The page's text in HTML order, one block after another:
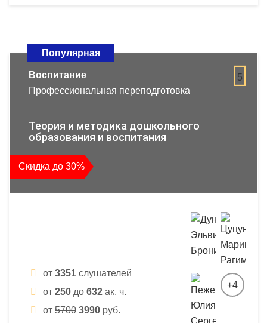
Популярная
5
Воспитание
Профессиональная переподготовка
Теория и методика дошкольного
образования и воспитания
Скидка до 30%
от 3351 слушателей
от 250 до 632 ак. ч.
от 5700 3990 руб.
+4